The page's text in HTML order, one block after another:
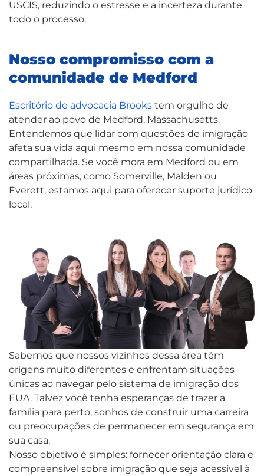
USCIS, reduzindo o estresse e a incerteza durante
todo o processo.
Nosso compromisso com a
comunidade de Medford
Escritório de advocacia Brooks tem orgulho de
atender ao povo de Medford, Massachusetts.
Entendemos que lidar com questões de imigração
afeta sua vida aqui mesmo em nossa comunidade
compartilhada. Se você mora em Medford ou em
áreas próximas, como Somerville, Malden ou
Everett, estamos aqui para oferecer suporte jurídico
local.
Sabemos que nossos vizinhos dessa área têm
origens muito diferentes e enfrentam situações
únicas ao navegar pelo sistema de imigração dos
EUA. Talvez você tenha esperanças de trazer a
família para perto, sonhos de construir uma carreira
ou preocupações de permanecer em segurança em
sua casa.
Nosso objetivo é simples: fornecer orientação clara e
compreensível sobre imigração que seja acessível à